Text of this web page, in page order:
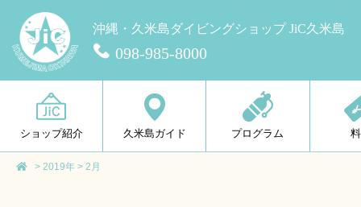
沖縄・久米島ダイビングショップ JiC久米島
098-985-8000
ショップ紹介 久米島ガイド プログラム
> 2019年 > 2月